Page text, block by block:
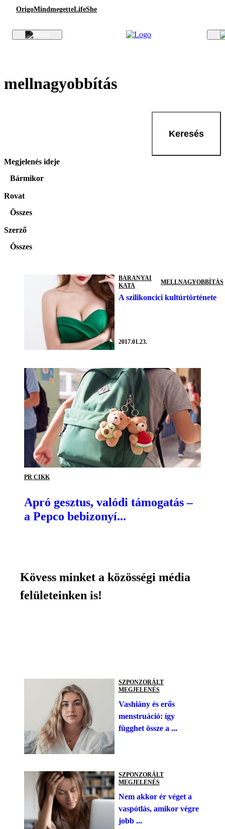
OrigoMindmegetteLifeShe
mellnagyobbítás
Keresés
Megjelenés ideje
Bármikor
Rovat
Összes
Szerző
Összes
BARANYAI
KATA
MELLNAGYOBBÍTÁS
A szilikoncici kultúrtörténete
2017.01.23.
PR CIKK
Apró gesztus, valódi támogatás –
a Pepco bebizonyí...
Kövess minket a közösségi média
felületeinken is!
SZPONZORÁLT
MEGJELENÉS
Vashiány és erős
menstruáció: így
függhet össze a ...
SZPONZORÁLT
MEGJELENÉS
Nem akkor ér véget a
vaspótlás, amikor végre
jobb ...